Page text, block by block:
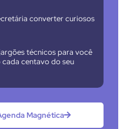
converter curiosos
técnicos para você
centavo do seu
Magnética